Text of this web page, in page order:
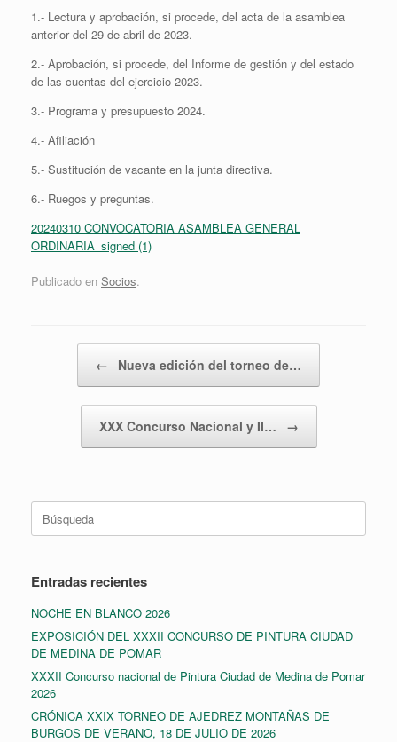
1.- Lectura y aprobación, si procede, del acta de la asamblea
anterior del 29 de abril de 2023.
2.- Aprobación, si procede, del Informe de gestión y del estado
de las cuentas del ejercicio 2023.
3.- Programa y presupuesto 2024.
4.- Afiliación
5.- Sustitución de vacante en la junta directiva.
6.- Ruegos y preguntas.
20240310 CONVOCATORIA ASAMBLEA GENERAL
ORDINARIA_signed (1)
Publicado en Socios.
← Nueva edición del torneo de…
XXX Concurso Nacional y II… →
Buscar:
Entradas recientes
NOCHE EN BLANCO 2026
EXPOSICIÓN DEL XXXII CONCURSO DE PINTURA CIUDAD
DE MEDINA DE POMAR
XXXII Concurso nacional de Pintura Ciudad de Medina de Pomar
2026
CRÓNICA XXIX TORNEO DE AJEDREZ MONTAÑAS DE
BURGOS DE VERANO, 18 DE JULIO DE 2026